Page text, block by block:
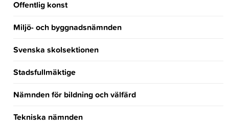
Offentlig konst
Miljö- och byggnadsnämnden
Svenska skolsektionen
Stadsfullmäktige
Nämnden för bildning och välfärd
Tekniska nämnden